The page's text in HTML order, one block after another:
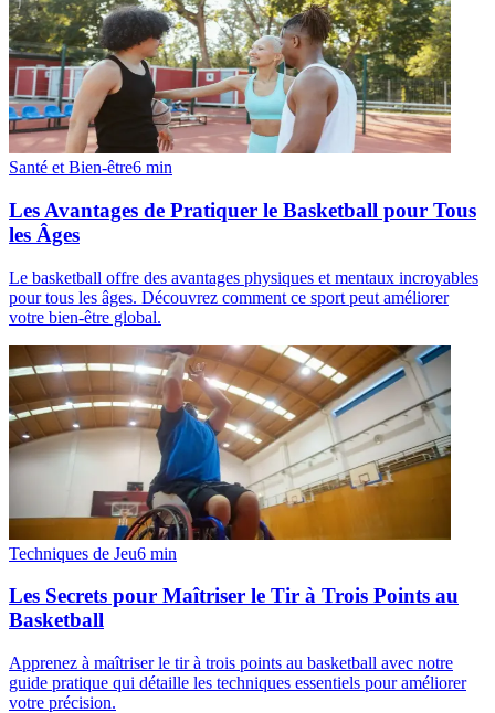
Santé et Bien-être6 min
Les Avantages de Pratiquer le Basketball pour Tous
les Âges
Le basketball offre des avantages physiques et mentaux incroyables
pour tous les âges. Découvrez comment ce sport peut améliorer
votre bien-être global.
Techniques de Jeu6 min
Les Secrets pour Maîtriser le Tir à Trois Points au
Basketball
Apprenez à maîtriser le tir à trois points au basketball avec notre
guide pratique qui détaille les techniques essentiels pour améliorer
votre précision.